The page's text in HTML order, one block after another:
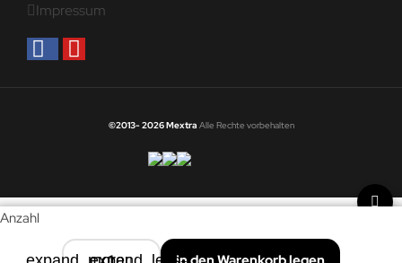
Anzahl
Impressum
©2013- 2026 Mextra Alle Rechte vorbehalten